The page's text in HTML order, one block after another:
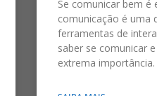
Se comunicar bem é
comunicação é uma
ferramentas de
saber se comunicar
extrema